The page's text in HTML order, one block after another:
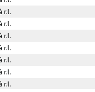
r.l.
r.l.
r.l.
r.l.
r.l.
r.l.
r.l.